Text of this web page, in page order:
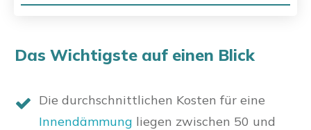
Das Wichtigste auf einen Blick
Die durchschnittlichen Kosten für eine
Innendämmung liegen zwischen 50 und